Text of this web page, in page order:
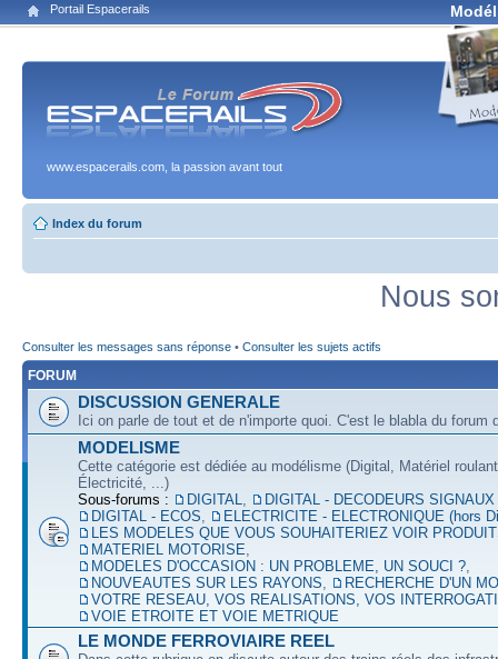
Portail Espacerails
www.espacerails.com, la passion avant tout
Index du forum
Nous
Consulter les messages sans réponse • Consulter les sujets actifs
FORUM
DISCUSSION GENERALE
Ici on parle de tout et de n'importe quoi. C'est le blabla du forum
MODELISME
Cette catégorie est dédiée au modélisme (Digital, Matériel
Électricité, ...)
Sous-forums :
DIGITAL,
DIGITAL - DECODEURS
DIGITAL - ECOS,
ELECTRICITE - ELECTRONIQUE (hors
LES MODELES QUE VOUS SOUHAITERIEZ VOIR
MATERIEL MOTORISE,
MODELES D'OCCASION : UN PROBLEME, UN SOUCI ?,
NOUVEAUTES SUR LES RAYONS,
RECHERCHE D'UN
VOTRE RESEAU, VOS REALISATIONS, VOS
VOIE ETROITE ET VOIE METRIQUE
LE MONDE FERROVIAIRE REEL